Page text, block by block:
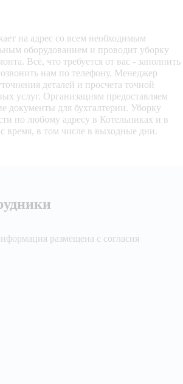
на адрес со всем необходимым
оборудованием и проводит уборку
Всё, что требуется от вас - заполнить
нам по телефону. Менеджер
деталей и просчета точной
услуг. Организациям предоставляем
документы для бухгалтерии. Уборку
по любому адресу в Котельниках и в
время, в том числе в выходные дни.
размещена с согласия